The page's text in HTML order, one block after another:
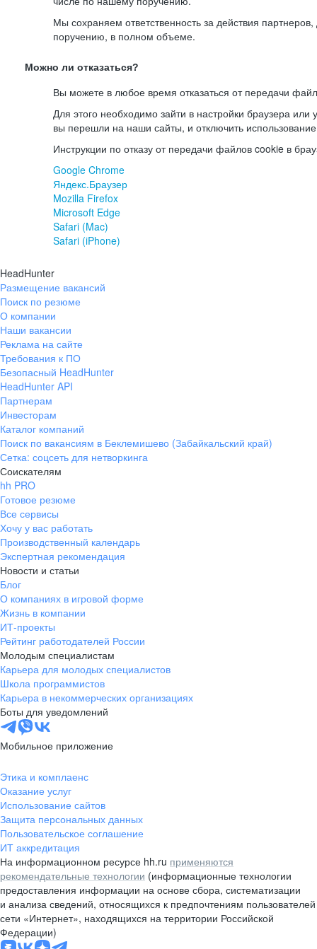
Мы сохраняем ответственность за действия
поручению, в полном объеме.
Можно ли отказаться?
Вы можете в любое время отказаться от передачи
Для этого необходимо зайти в настройки браузера или
вы перешли на наши сайты, и отключить
Инструкции по отказу от передачи файлов cookie в
Google Chrome
Яндекс.Браузер
Mozilla Firefox
Microsoft Edge
Safari (Mac)
Safari (iPhone)
HeadHunter
Размещение вакансий
Поиск по резюме
О компании
Наши вакансии
Реклама на сайте
Требования к ПО
Безопасный HeadHunter
HeadHunter API
Партнерам
Инвесторам
Каталог компаний
Поиск по вакансиям в Беклемишево (Забайкальский край)
Сетка: соцсеть для нетворкинга
Соискателям
hh PRO
Готовое резюме
Все сервисы
Хочу у вас работать
Производственный календарь
Экспертная рекомендация
Новости и статьи
Блог
О компаниях в игровой форме
Жизнь в компании
ИТ-проекты
Рейтинг работодателей России
Молодым специалистам
Карьера для молодых специалистов
Школа программистов
Карьера в некоммерческих организациях
Боты для уведомлений
Мобильное приложение
Этика и комплаенс
Оказание услуг
Использование сайтов
Защита персональных данных
Пользовательское соглашение
ИТ аккредитация
На информационном ресурсе hh.ru применяются
рекомендательные технологии (информационные технологии
предоставления информации на основе сбора, систематизации
и анализа сведений, относящихся к предпочтениям пользователей
сети «Интернет», находящихся на территории Российской
Федерации)